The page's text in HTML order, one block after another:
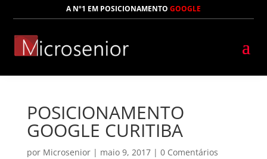
A Nº1 EM POSICIONAMENTO GOOGLE
POSICIONAMENTO
GOOGLE CURITIBA
por Microsenior| maio 9, 2017| 0 Comentários